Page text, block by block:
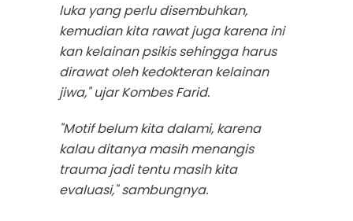
luka yang perlu disembuhkan,
kemudian kita rawat juga karena ini
kan kelainan psikis sehingga harus
dirawat oleh kedokteran kelainan
jiwa," ujar Kombes Farid.
"Motif belum kita dalami, karena
kalau ditanya masih menangis
trauma jadi tentu masih kita
evaluasi," sambungnya.